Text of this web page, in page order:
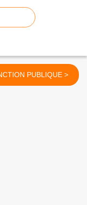
FONCTION PUBLIQUE >